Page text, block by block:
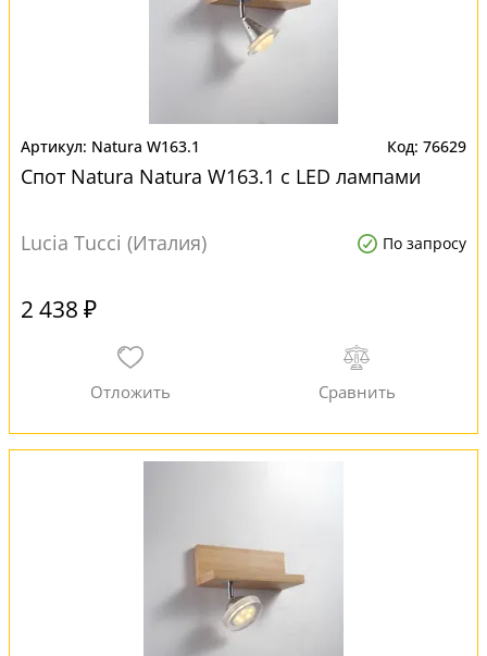
Natura W163.1 76629
Спот Natura Natura W163.1 с LED лампами
Lucia Tucci (Италия) По запросу
2 438 ₽